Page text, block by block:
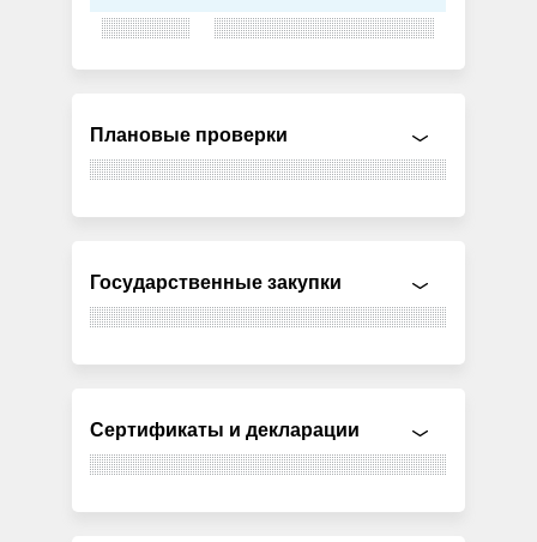
Плановые проверки
Государственные закупки
Сертификаты и декларации